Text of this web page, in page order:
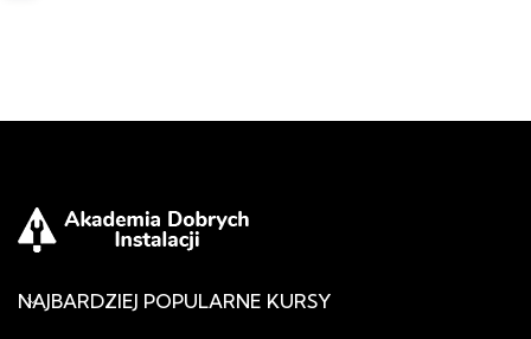
NAJBARDZIEJ POPULARNE KURSY